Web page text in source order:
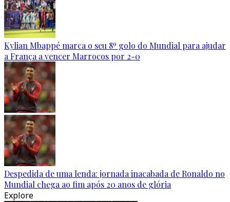
Kylian Mbappé marca o seu 8º golo do Mundial para ajudar
a França a vencer Marrocos por 2-0
Despedida de uma lenda: jornada inacabada de Ronaldo no
Mundial chega ao fim após 20 anos de glória
Explore